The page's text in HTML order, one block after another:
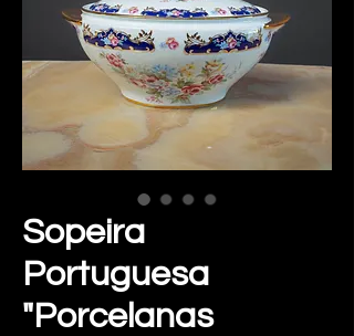
Sopeira
Portuguesa
"Porcelanas